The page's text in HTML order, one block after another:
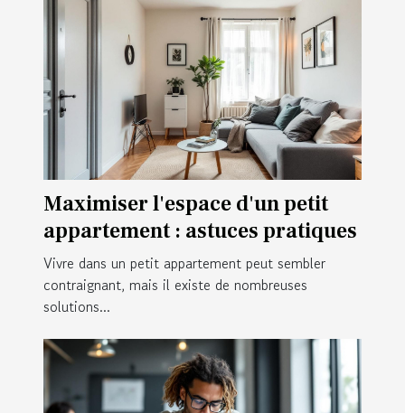
Maximiser l'espace d'un petit
appartement : astuces pratiques
Vivre dans un petit appartement peut sembler
contraignant, mais il existe de nombreuses
solutions...